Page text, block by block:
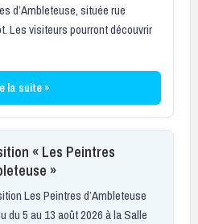
d’Ambleteuse, située rue
Les visiteurs pourront découvrir
la suite »
« Les Peintres
»
Les Peintres d’Ambleteuse
du 5 au 13 août 2026 à la Salle